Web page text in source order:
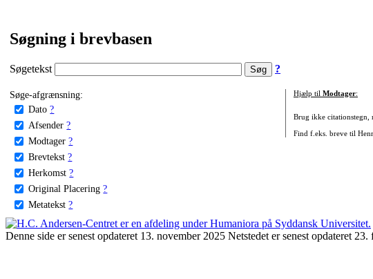
Søgning i brevbasen
Søgetekst ?
Søge-afgrænsning:
Dato ?
Afsender ?
Modtager ?
Brevtekst ?
Herkomst ?
Original Placering ?
Metatekst ?
Hjælp til Modtager:
Brug ikke citationstegn,
Find f.eks. breve til
Denne side er senest opdateret 13. november 2025 Netstedet er senest opdateret 23.